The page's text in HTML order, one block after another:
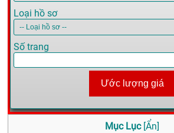
Loại hồ sơ
Số trang
Ước lượng giá
Mục Lục [Ẩn]